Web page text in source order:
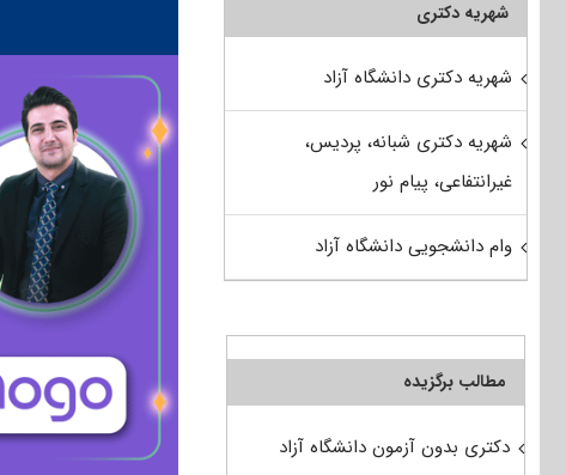
شهریه دکتری
شهریه دکتری دانشگاه آزاد
شهریه دکتری شبانه، پردیس،
غیرانتفاعی، پیام نور
وام دانشجویی دانشگاه آزاد
مطالب برگزیده
دکتری بدون آزمون دانشگاه آزاد